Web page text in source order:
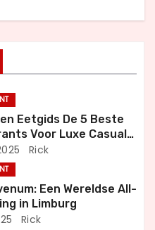
Eetgids De 5 Beste
Voor Luxe Casual
Momenten
Rick
Een Wereldse All-
in Limburg
Rick